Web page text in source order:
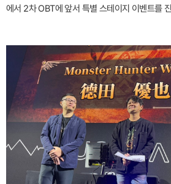
에서 2차 OBT에 앞서 특별 스테이지 이벤트를